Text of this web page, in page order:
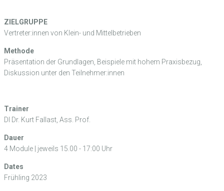
ZIELGRUPPE
Vertreter:innen von Klein- und Mittelbetrieben
Methode
Präsentation der Grundlagen, Beispiele mit hohem Praxisbezug,
Diskussion unter den Teilnehmer:innen
Trainer
DI Dr. Kurt Fallast, Ass. Prof.
Dauer
4 Module | jeweils 15.00 - 17:00 Uhr
Dates
Frühling 2023